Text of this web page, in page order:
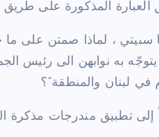
العبارة المذكورة على طريق
سبيتي ، لماذا صمتن على
به نوابهن الى رئيس
لبنان والمنطقة”؟
تطبيق مندرجات مذكرة